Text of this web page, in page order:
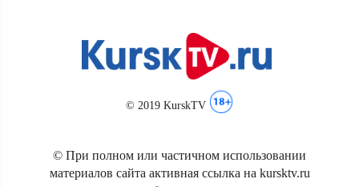
© 2019 KurskTV
© При полном или частичном использовании
материалов сайта активная ссылка на kursktv.ru